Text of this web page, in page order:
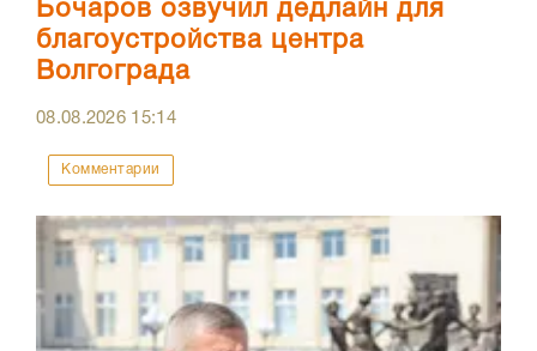
Бочаров озвучил дедлайн для
благоустройства центра
Волгограда
08.08.2026 15:14
Комментарии